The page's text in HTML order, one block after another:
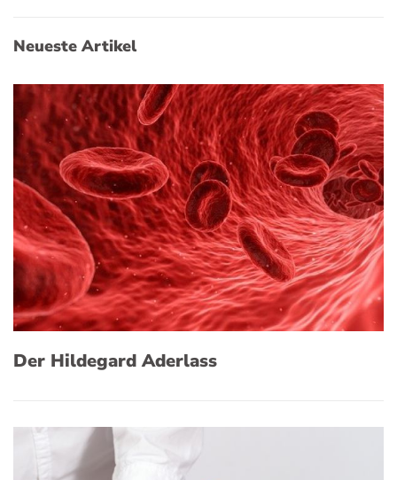
Neueste Artikel
Der Hildegard Aderlass